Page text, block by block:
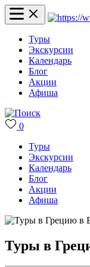
Туры
Экскурсии
Календарь
Блог
Акции
Афиша
0
Туры
Экскурсии
Календарь
Блог
Акции
Афиша
Туры в